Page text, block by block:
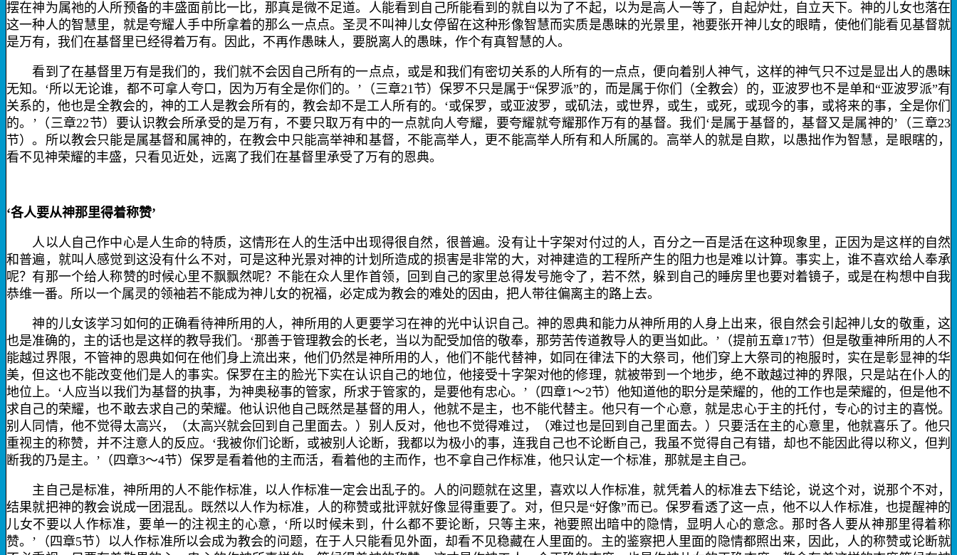
摆在神为属祂的人所预备的丰盛面前比一比，那真是微不足道。人能看到自己所能看到的就自以为了不起，以为是高人一等了，自起炉灶，自立天下。神的儿女也落在
这一种人的智慧里，就是夸耀人手中所拿着的那么一点点。圣灵不叫神儿女停留在这种形像智慧而实质是愚昧的光景里，祂要张开神儿女的眼睛，使他们能看见基督就
是万有，我们在基督里已经得着万有。因此，不再作愚昧人，要脱离人的愚昧，作个有真智慧的人。
看到了在基督里万有是我们的，我们就不会因自己所有的一点点，或是和我们有密切关系的人所有的一点点，便向着别人神气，这样的神气只不过是显出人的愚昧
无知。‘所以无论谁，都不可拿人夸口，因为万有全是你们的。’（三章21节）保罗不只是属于“保罗派”的，而是属于你们（全教会）的，亚波罗也不是单和“亚波罗派”有
关系的，他也是全教会的，神的工人是教会所有的，教会却不是工人所有的。‘或保罗，或亚波罗，或矶法，或世界，或生，或死，或现今的事，或将来的事，全是你们
的。’（三章22节）要认识教会所承受的是万有，不要只取万有中的一点就向人夸耀，要夸耀就夸耀那作万有的基督。我们‘是属于基督的，基督又是属神的’（三章23
节）。所以教会只能是属基督和属神的，在教会中只能高举神和基督，不能高举人，更不能高举人所有和人所属的。高举人的就是自欺，以愚拙作为智慧，是眼瞎的，
看不见神荣耀的丰盛，只看见近处，远离了我们在基督里承受了万有的恩典。
‘各人要从神那里得着称赞’
人以人自己作中心是人生命的特质，这情形在人的生活中出现得很自然，很普遍。没有让十字架对付过的人，百分之一百是活在这种现象里，正因为是这样的自然
和普遍，就叫人感觉到这没有什么不对，可是这种光景对神的计划所造成的损害是非常的大，对神建造的工程所产生的阻力也是难以计算。事实上，谁不喜欢给人奉承
呢？有那一个给人称赞的时候心里不飘飘然呢？不能在众人里作首领，回到自己的家里总得发号施令了，若不然，躲到自己的睡房里也要对着镜子，或是在构想中自我
恭维一番。所以一个属灵的领袖若不能成为神儿女的祝福，必定成为教会的难处的因由，把人带往偏离主的路上去。
神的儿女该学习如何的正确看待神所用的人，神所用的人更要学习在神的光中认识自己。神的恩典和能力从神所用的人身上出来，很自然会引起神儿女的敬重，这
也是准确的，主的话也是这样的教导我们。‘那善于管理教会的长老，当以为配受加倍的敬奉，那劳苦传道教导人的更当如此。’（提前五章17节）但是敬重神所用的人不
能越过界限，不管神的恩典如何在他们身上流出来，他们仍然是神所用的人，他们不能代替神，如同在律法下的大祭司，他们穿上大祭司的袍服时，实在是彰显神的华
美，但这也不能改变他们是人的事实。保罗在主的脸光下实在认识自己的地位，他接受十字架对他的修理，就被带到一个地步，绝不敢越过神的界限，只是站在仆人的
地位上。‘人应当以我们为基督的执事，为神奥秘事的管家，所求于管家的，是要他有忠心。’（四章1～2节）他知道他的职分是荣耀的，他的工作也是荣耀的，但是他不
求自己的荣耀，也不敢去求自己的荣耀。他认识他自己既然是基督的用人，他就不是主，也不能代替主。他只有一个心意，就是忠心于主的托付，专心的讨主的喜悦。
别人同情，他不觉得太高兴，（太高兴就会回到自己里面去。）别人反对，他也不觉得难过，（难过也是回到自己里面去。）只要活在主的心意里，他就喜乐了。他只
重视主的称赞，并不注意人的反应。‘我被你们论断，或被别人论断，我都以为极小的事，连我自己也不论断自己，我虽不觉得自己有错，却也不能因此得以称义，但判
断我的乃是主。’（四章3～4节）保罗是看着他的主而活，看着他的主而作，也不拿自己作标准，他只认定一个标准，那就是主自己。
主自己是标准，神所用的人不能作标准，以人作标准一定会出乱子的。人的问题就在这里，喜欢以人作标准，就凭着人的标准去下结论，说这个对，说那个不对，
结果就把神的教会说成一团混乱。既然以人作为标准，人的称赞或批评就好像显得重要了。对，但只是“好像”而已。保罗看透了这一点，他不以人作标准，也提醒神的
儿女不要以人作标准，要单一的注视主的心意，‘所以时候未到，什么都不要论断，只等主来，祂要照出暗中的隐情，显明人心的意念。那时各人要从神那里得着称
赞。’（四章5节）以人作标准所以会成为教会的问题，在于人只能看见外面，却看不见稳藏在人里面的。主的鉴察把人里面的隐情都照出来，因此，人的称赞或论断就